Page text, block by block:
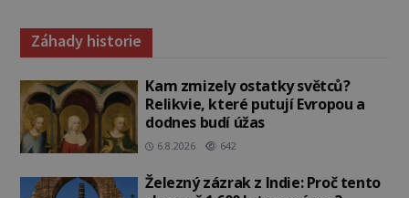
Záhady historie
Kam zmizely ostatky světců?
Relikvie, které putují Evropou a
dodnes budí úžas
6.8.2026 642
Železný zázrak z Indie: Proč tento